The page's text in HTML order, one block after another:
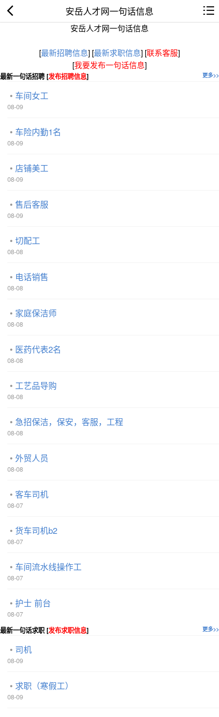
安岳人才网一句话信息
安岳人才网一句话信息
[最新招聘信息] [最新求职信息] [联系客服]
[我要发布一句话信息]
更多>>
最新一句话招聘 [发布招聘信息]
车间女工
08-09
车险内勤1名
08-09
店铺美工
08-09
售后客服
08-09
切配工
08-08
电话销售
08-08
家庭保洁师
08-08
医药代表2名
08-08
工艺品导购
08-08
急招保洁，保安，客服，工程
08-08
外贸人员
08-08
客车司机
08-07
货车司机b2
08-07
车间流水线操作工
08-07
护士 前台
08-07
更多>>
最新一句话求职 [发布求职信息]
司机
08-09
求职（寒假工）
08-09